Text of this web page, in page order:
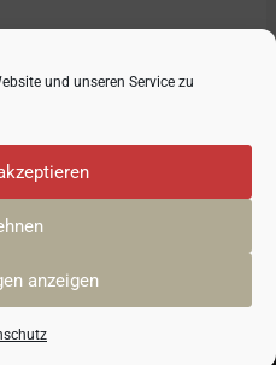
und unseren Service zu
anzeigen
50PLUS